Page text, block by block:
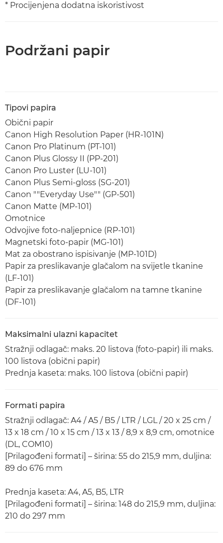
* Procijenjena dodatna iskoristivost
Podržani papir
Tipovi papira
Obični papir
Canon High Resolution Paper (HR-101N)
Canon Pro Platinum (PT-101)
Canon Plus Glossy II (PP-201)
Canon Pro Luster (LU-101)
Canon Plus Semi-gloss (SG-201)
Canon ""Everyday Use"" (GP-501)
Canon Matte (MP-101)
Omotnice
Odvojive foto-naljepnice (RP-101)
Magnetski foto-papir (MG-101)
Mat za obostrano ispisivanje (MP-101D)
Papir za preslikavanje glačalom na svijetle tkanine
(LF-101)
Papir za preslikavanje glačalom na tamne tkanine
(DF-101)
Maksimalni ulazni kapacitet
Stražnji odlagač: maks. 20 listova (foto-papir) ili maks.
100 listova (obični papir)
Prednja kaseta: maks. 100 listova (obični papir)
Formati papira
Stražnji odlagač: A4 / A5 / B5 / LTR / LGL / 20 x 25 cm /
13 x 18 cm / 10 x 15 cm / 13 x 13 / 8,9 x 8,9 cm, omotnice
(DL, COM10)
[Prilagođeni formati] – širina: 55 do 215,9 mm, duljina:
89 do 676 mm
Prednja kaseta: A4, A5, B5, LTR
[Prilagođeni formati] – širina: 148 do 215,9 mm, duljina:
210 do 297 mm